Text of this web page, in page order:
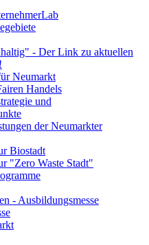
- Der Link zu aktuellen
Neumarkt
Handels
und
der Neumarkter
Biostadt
"Zero Waste Stadt"
- Ausbildungsmesse